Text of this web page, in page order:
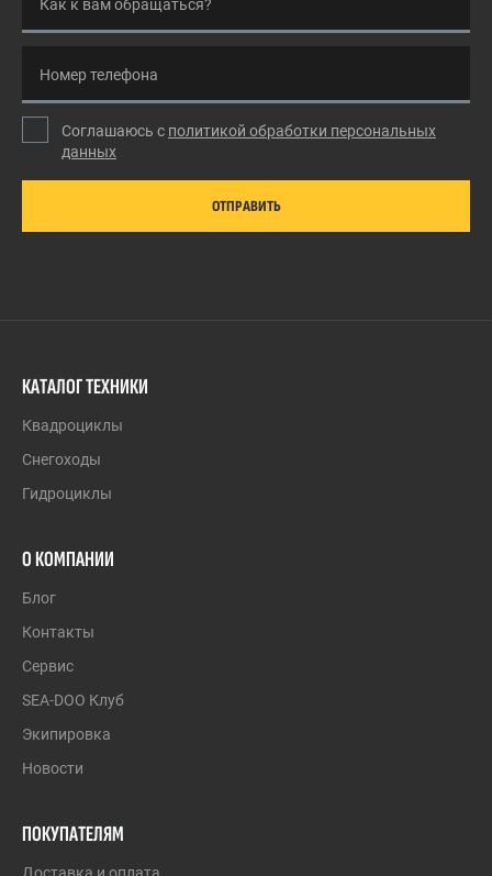
Как к вам обращаться?
Номер телефона
Соглашаюсь с политикой обработки персональных
данных
ОТПРАВИТЬ
КАТАЛОГ ТЕХНИКИ
Квадроциклы
Снегоходы
Гидроциклы
О КОМПАНИИ
Блог
Контакты
Сервис
SEA-DOO Клуб
Экипировка
Новости
ПОКУПАТЕЛЯМ